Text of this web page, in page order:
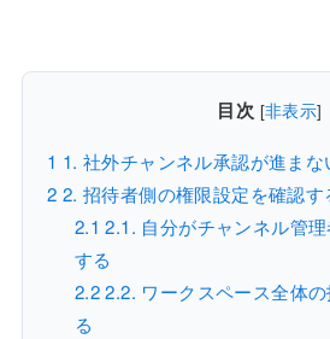
目次 [非表示]
1 1. 社外チャンネル承認が進ま
2 2. 招待者側の権限設定を確認す
2.1 2.1. 自分がチャンネル管
する
2.22.2. ワークスペース全体
る